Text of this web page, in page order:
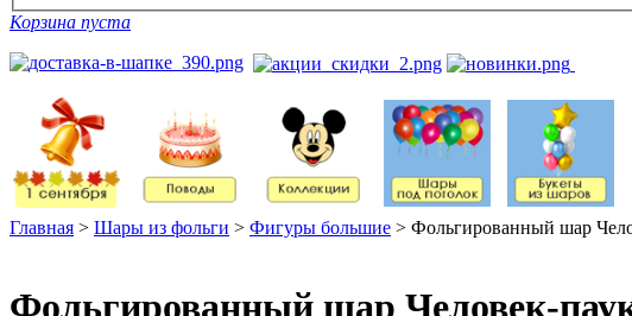
Корзина пуста
Главная > Шары из фольги > Фигуры большие > Фольгированный шар
Фольгированный шар Человек-